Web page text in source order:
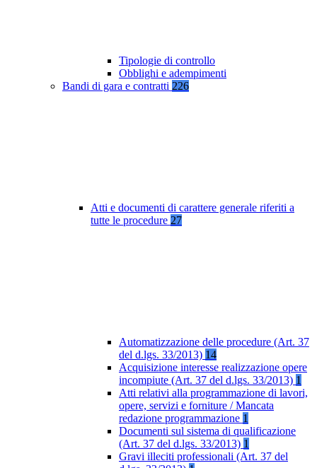
Tipologie di controllo
Obblighi e adempimenti
Bandi di gara e contratti 226
Atti e documenti di carattere generale riferiti a
tutte le procedure 27
Automatizzazione delle procedure (Art. 37
del d.lgs. 33/2013) 14
Acquisizione interesse realizzazione opere
incompiute (Art. 37 del d.lgs. 33/2013) 1
Atti relativi alla programmazione di lavori,
opere, servizi e forniture / Mancata
redazione programmazione 1
Documenti sul sistema di qualificazione
(Art. 37 del d.lgs. 33/2013) 1
Gravi illeciti professionali (Art. 37 del